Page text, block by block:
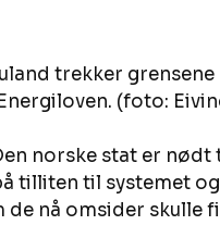
trekker
(foto:
norske stat er nødt
tilliten til systemet
de nå omsider skulle